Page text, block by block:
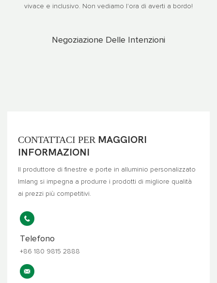
vivace e inclusivo. Non vediamo l'ora di averti a bordo!
Negoziazione Delle Intenzioni
CONTATTACI PER MAGGIORI
INFORMAZIONI
Il produttore di finestre e porte in alluminio personalizzato
Imlang si impegna a produrre i prodotti di migliore qualità
ai prezzi più competitivi.
Telefono
+86 180 9815 2888